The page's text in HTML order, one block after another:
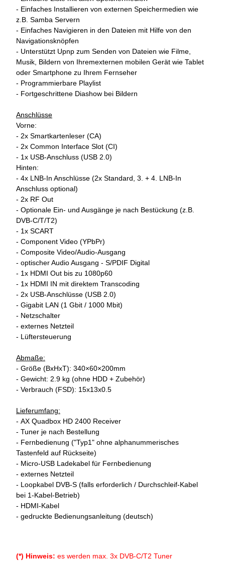
- Einfaches Installieren von externen Speichermedien wie
z.B. Samba Servern
- Einfaches Navigieren in den Dateien mit Hilfe von den
Navigationsknöpfen
- Unterstützt Upnp zum Senden von Dateien wie Filme,
Musik, Bildern von Ihremexternen mobilen Gerät wie Tablet
oder Smartphone zu Ihrem Fernseher
- Programmierbare Playlist
- Fortgeschrittene Diashow bei Bildern
Anschlüsse
Vorne:
- 2x Smartkartenleser (CA)
- 2x Common Interface Slot (CI)
- 1x USB-Anschluss (USB 2.0)
Hinten:
- 4x LNB-In Anschlüsse (2x Standard, 3. + 4. LNB-In
Anschluss optional)
- 2x RF Out
- Optionale Ein- und Ausgänge je nach Bestückung (z.B.
DVB-C/T/T2)
- 1x SCART
- Component Video (YPbPr)
- Composite Video/Audio-Ausgang
- optischer Audio Ausgang - S/PDIF Digital
- 1x HDMI Out bis zu 1080p60
- 1x HDMI IN mit direktem Transcoding
- 2x USB-Anschlüsse (USB 2.0)
- Gigabit LAN (1 Gbit / 1000 Mbit)
- Netzschalter
- externes Netzteil
- Lüftersteuerung
Abmaße:
- Größe (BxHxT): 340×60×200mm
- Gewicht: 2.9 kg (ohne HDD + Zubehör)
- Verbrauch (FSD): 15x13x0.5
Lieferumfang:
- AX Quadbox HD 2400 Receiver
- Tuner je nach Bestellung
- Fernbedienung ("Typ1" ohne alphanummerisches
Tastenfeld auf Rückseite)
- Micro-USB Ladekabel für Fernbedienung
- externes Netzteil
- Loopkabel DVB-S (falls erforderlich / Durchschleif-Kabel
bei 1-Kabel-Betrieb)
- HDMI-Kabel
- gedruckte Bedienungsanleitung (deutsch)
(*) Hinweis: es werden max. 3x DVB-C/T2 Tuner